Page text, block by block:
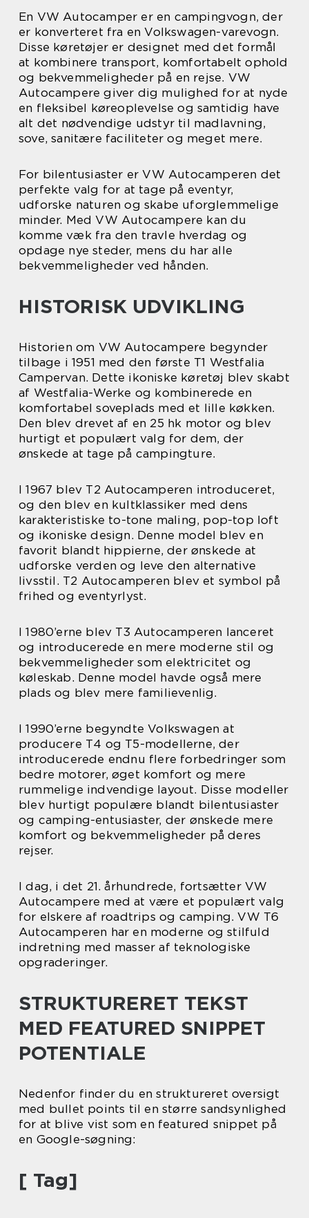
En VW Autocamper er en campingvogn, der
er konverteret fra en Volkswagen-varevogn.
Disse køretøjer er designet med det formål
at kombinere transport, komfortabelt ophold
og bekvemmeligheder på en rejse. VW
Autocampere giver dig mulighed for at nyde
en fleksibel køreoplevelse og samtidig have
alt det nødvendige udstyr til madlavning,
sove, sanitære faciliteter og meget mere.
For bilentusiaster er VW Autocamperen det
perfekte valg for at tage på eventyr,
udforske naturen og skabe uforglemmelige
minder. Med VW Autocampere kan du
komme væk fra den travle hverdag og
opdage nye steder, mens du har alle
bekvemmeligheder ved hånden.
HISTORISK UDVIKLING
Historien om VW Autocampere begynder
tilbage i 1951 med den første T1 Westfalia
Campervan. Dette ikoniske køretøj blev skabt
af Westfalia-Werke og kombinerede en
komfortabel soveplads med et lille køkken.
Den blev drevet af en 25 hk motor og blev
hurtigt et populært valg for dem, der
ønskede at tage på campingture.
I 1967 blev T2 Autocamperen introduceret,
og den blev en kultklassiker med dens
karakteristiske to-tone maling, pop-top loft
og ikoniske design. Denne model blev en
favorit blandt hippierne, der ønskede at
udforske verden og leve den alternative
livsstil. T2 Autocamperen blev et symbol på
frihed og eventyrlyst.
I 1980’erne blev T3 Autocamperen lanceret
og introducerede en mere moderne stil og
bekvemmeligheder som elektricitet og
køleskab. Denne model havde også mere
plads og blev mere familievenlig.
I 1990’erne begyndte Volkswagen at
producere T4 og T5-modellerne, der
introducerede endnu flere forbedringer som
bedre motorer, øget komfort og mere
rummelige indvendige layout. Disse modeller
blev hurtigt populære blandt bilentusiaster
og camping-entusiaster, der ønskede mere
komfort og bekvemmeligheder på deres
rejser.
I dag, i det 21. århundrede, fortsætter VW
Autocampere med at være et populært valg
for elskere af roadtrips og camping. VW T6
Autocamperen har en moderne og stilfuld
indretning med masser af teknologiske
opgraderinger.
STRUKTURERET TEKST
MED FEATURED SNIPPET
POTENTIALE
Nedenfor finder du en struktureret oversigt
med bullet points til en større sandsynlighed
for at blive vist som en featured snippet på
en Google-søgning:
[ Tag]